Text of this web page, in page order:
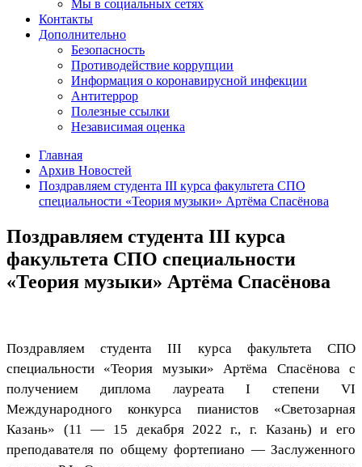
Мы в социальных сетях
Контакты
Дополнительно
Безопасность
Противодействие коррупции
Информация о коронавирусной инфекции
Антитеррор
Полезные ссылки
Независимая оценка
Главная
Архив Новостей
Поздравляем студента III курса факультета СПО
специальности «Теория музыки» Артёма Спасёнова
Поздравляем студента III курса
факультета СПО специальности
«Теория музыки» Артёма Спасёнова
Поздравляем студента III курса факультета СПО
специальности «Теория музыки» Артёма Спасёнова с
получением диплома лауреата I степени VI
Международного конкурса пианистов «Светозарная
Казань» (11 — 15 декабря 2022 г., г. Казань) и его
преподавателя по общему фортепиано — Заслуженного